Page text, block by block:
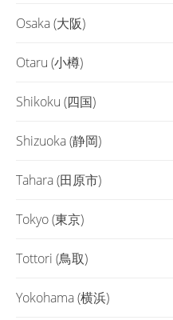
Osaka (大阪)
Otaru (小樽)
Shikoku (四国)
Shizuoka (静岡)
Tahara (田原市)
Tokyo (東京)
Tottori (鳥取)
Yokohama (横浜)